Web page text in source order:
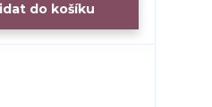
do košíku